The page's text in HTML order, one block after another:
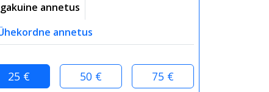
annetus
annetus
25 € 50 € 75 €